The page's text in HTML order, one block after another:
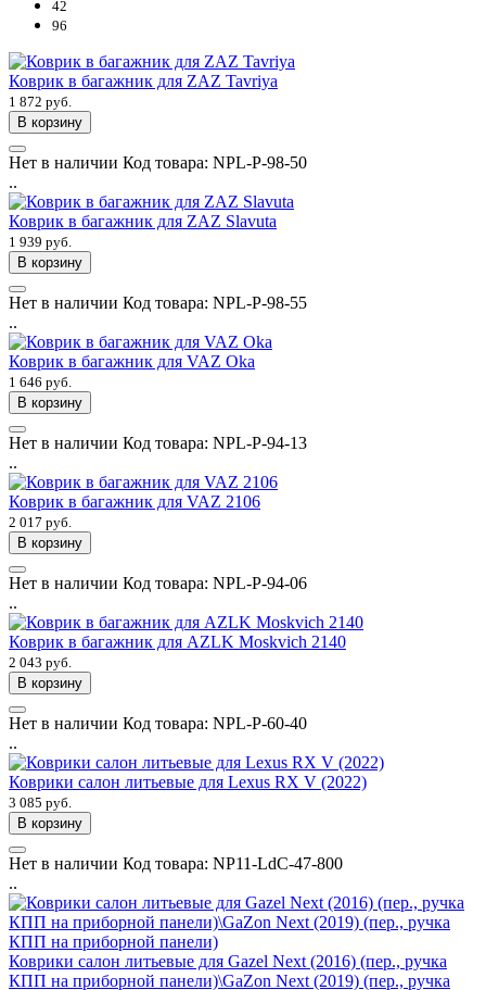
42
96
Коврик в багажник для ZAZ Tavriya
1 872 руб.
В корзину
Нет в наличии Код товара: NPL-P-98-50
..
Коврик в багажник для ZAZ Slavuta
1 939 руб.
В корзину
Нет в наличии Код товара: NPL-P-98-55
..
Коврик в багажник для VAZ Oka
1 646 руб.
В корзину
Нет в наличии Код товара: NPL-P-94-13
..
Коврик в багажник для VAZ 2106
2 017 руб.
В корзину
Нет в наличии Код товара: NPL-P-94-06
..
Коврик в багажник для AZLK Moskvich 2140
2 043 руб.
В корзину
Нет в наличии Код товара: NPL-P-60-40
..
Коврики салон литьевые для Lexus RX V (2022)
3 085 руб.
В корзину
Нет в наличии Код товара: NP11-LdC-47-800
..
Коврики салон литьевые для Gazel Next (2016) (пер., ручка
КПП на приборной панели)\GaZon Next (2019) (пер., ручка